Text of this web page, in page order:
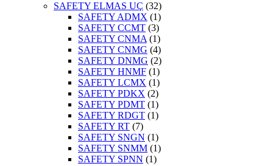
SAFETY ELMAS UÇ (32)
SAFETY ADMX (1)
SAFETY CCMT (3)
SAFETY CNMA (1)
SAFETY CNMG (4)
SAFETY DNMG (2)
SAFETY HNMF (1)
SAFETY LCMX (1)
SAFETY PDKX (2)
SAFETY PDMT (1)
SAFETY RDGT (1)
SAFETY RT (7)
SAFETY SNGN (1)
SAFETY SNMM (1)
SAFETY SPNN (1)